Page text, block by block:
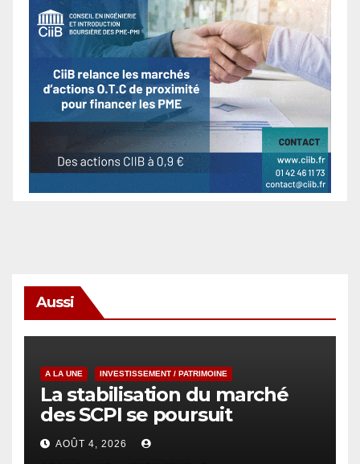
Aussi
A LA UNE INVESTISSEMENT / PATRIMOINE
La stabilisation du marché
des SCPI se poursuit
AOÛT 4, 2026